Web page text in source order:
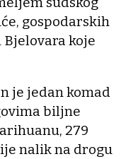
gospodarskih
koje
je jedan komad
biljne
279
nalik na drogu